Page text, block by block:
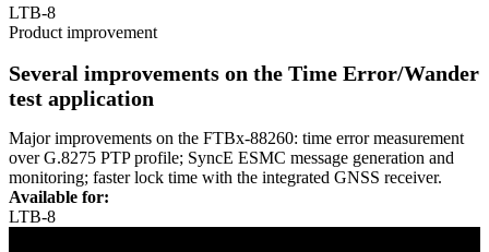
LTB-8
Product improvement
Several improvements on the Time Error/Wander
test application
Major improvements on the FTBx-88260: time error measurement
over G.8275 PTP profile; SyncE ESMC message generation and
monitoring; faster lock time with the integrated GNSS receiver.
Available for:
LTB-8